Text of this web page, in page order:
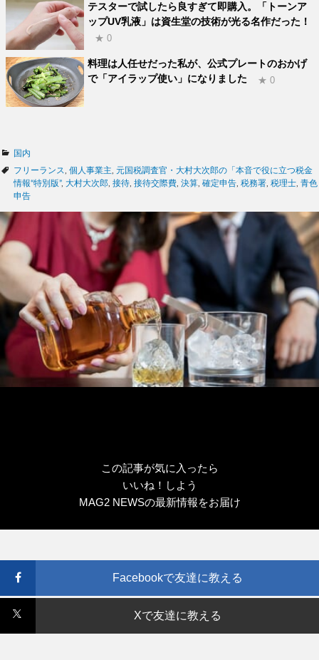
テスターで試したら良すぎて即購入。「トーンア
ップUV乳液」は資生堂の技術が光る名作だった！
★ 0
料理は人任せだった私が、公式プレートのおかげ
で「アイラップ使い」になりました
★ 0
カ
テ
ゴ
リ
国内
タ
グ
フリーランス 個人事業主 元国税調査官・大村大次郎の「本音で役に立つ税金
情報“特別版”, 大村大次郎 接待 接待交際費 決算 確定申告 税務署 税理士 青色
申告
この記事が気に入ったら
いいね！しよう
MAG2 NEWSの最新情報をお届け
Facebookで友達に教える
Xで友達に教える